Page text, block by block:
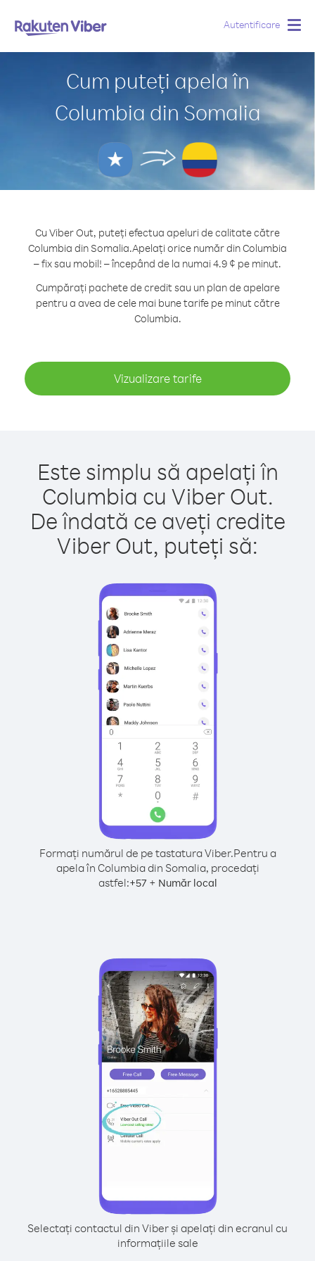
Autentificare
Cum puteți apela în
Columbia din Somalia
Cu Viber Out, puteți efectua apeluri de calitate către
Columbia din Somalia.Apelați orice număr din Columbia
– fix sau mobil! – începând de la numai 4.9 ¢ pe minut.
Cumpărați pachete de credit sau un plan de apelare
pentru a avea de cele mai bune tarife pe minut către
Columbia.
Vizualizare tarife
Este simplu să apelați în
Columbia cu Viber Out.
De îndată ce aveți credite
Viber Out, puteți să:
Formați numărul de pe tastatura Viber.Pentru a
apela în Columbia din Somalia, procedați
astfel:+57+ Număr local
Selectați contactul din Viber și apelați din ecranul cu
informațiile sale